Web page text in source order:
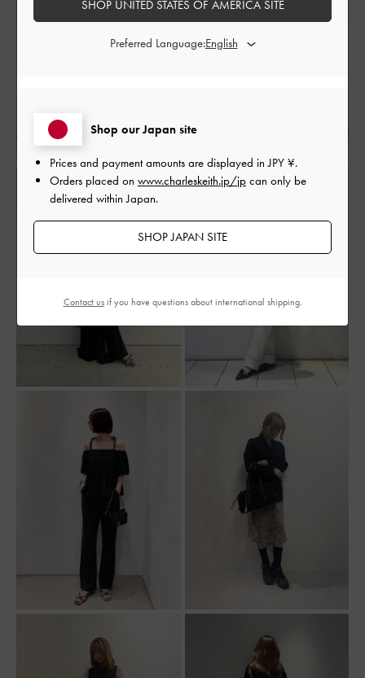
Shop our Japan site
Prices and payment amounts are displayed inJPY ¥.
Orders placed on www.charleskeith.jp/jp can only be
delivered within Japan.
SHOP JAPAN SITE
SHOP UNITED STATES OF AMERICA SITE
Preferred Language:
Contact usif you have questions about international shipping.